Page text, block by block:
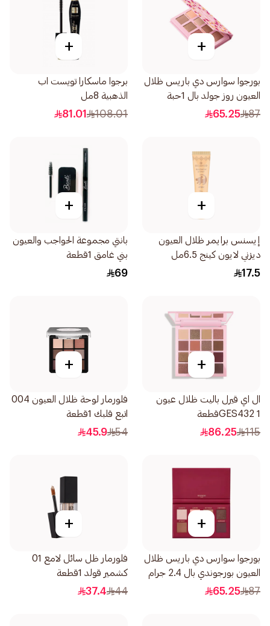
+
بورجوا سوارس دي باريس ظلال
العيون روز جولد بال 1حبة
87
65.25
+
برجوا ماسكارا تويست اب
الذهبية 8مل
108.01
81.01
+
إيسنس برايمر ظلال العيون
ديزني لايون كينج 6.5مل
17.5
+
بانتي مجموعة الحواجب والعيون
بني غامق 1قطعة
69
+
ال اي قيرل باليت ظلال عيون
GES432 1قطعة
115
86.25
+
فلورمار لوحة ظلال العيون 004
اتبع قلبك 1قطعة
54
45.9
+
بورجوا سوارس دي باريس ظلال
العيون بورجوندي بال 2.4 جرام
87
65.25
+
فلورمار ظل سائل لامع 01
كشمير قولد 1قطعة
44
37.4